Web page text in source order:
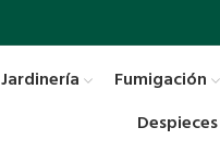
Jardinería Fumigación
Despieces